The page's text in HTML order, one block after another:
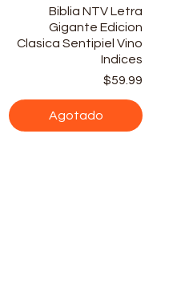
Vista rápida
Biblia NTV Letra
Gigante Edicion
Clasica Sentipiel Vino
Indices
Precio
$59.99
Agotado